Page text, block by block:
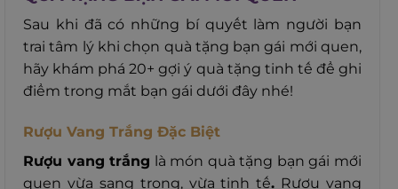
Sau khi đã có những bí quyết làm người bạn
trai tâm lý khi chọn quà tặng bạn gái mới quen,
hãy khám phá 20+ gợi ý quà tặng tinh tế để ghi
điểm trong mắt bạn gái dưới đây nhé!
Rượu Vang Trắng Đặc Biệt
Rượu vang trắng là món quà tặng bạn gái mới
quen vừa sang trọng, vừa tinh tế. Rượu vang